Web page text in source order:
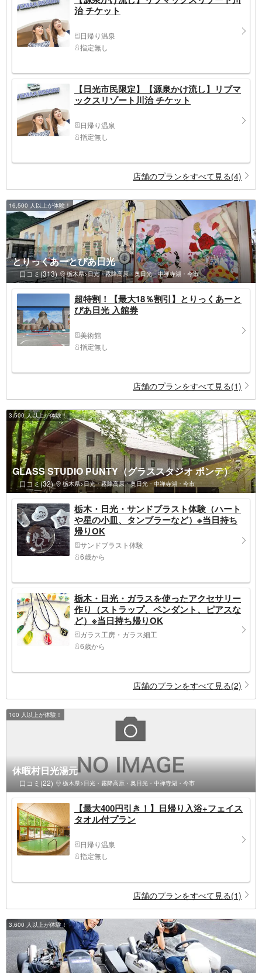
治 チケット
日帰り温泉
指定無し
【日光市民限定】【源泉かけ流し】リブマ
ックスリゾート川治 チケット
日帰り温泉
指定無し
店舗のプランをすべて見る(4)
16,500 人以上が体験！
とりっくあーとぴあ日光
口コミ(313) 栃木県>日光・霧降高原・奥日光・中禅寺湖・今市
超特割！【最大18％割引】とりっくあーと
ぴあ日光 入館券
美術館
指定無し
店舗のプランをすべて見る(1)
3,500 人以上が体験！
GLASS STUDIO PUNTY（グラススタジオ ポンテ）
口コミ(32) 栃木県>日光・霧降高原・奥日光・中禅寺湖・今市
栃木・日光・サンドブラスト体験（ハート
や星の小皿、タンブラーなど）※当日持ち
帰りOK
サンドブラスト体験
6歳から
栃木・日光・ガラスを使ったアクセサリー
作り（ストラップ、ペンダント、ピアスな
ど）※当日持ち帰りOK
ガラス工房・ガラス細工
6歳から
店舗のプランをすべて見る(2)
100 人以上が体験！
休暇村日光湯元
口コミ(22) 栃木県>日光・霧降高原・奥日光・中禅寺湖・今市
【最大400円引き！】日帰り入浴+フェイス
タオル付プラン
日帰り温泉
指定無し
店舗のプランをすべて見る(1)
3,600 人以上が体験！